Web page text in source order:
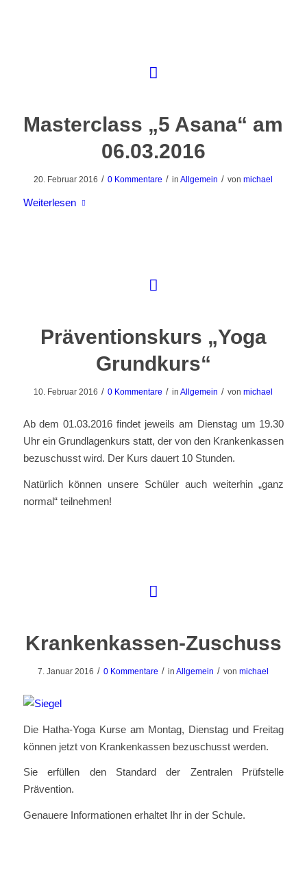
Masterclass „5 Asana“ am
06.03.2016
20. Februar 2016 / 0 Kommentare / inAllgemein / vonmichael
Weiterlesen
Präventionskurs „Yoga
Grundkurs“
10. Februar 2016 / 0 Kommentare / inAllgemein / vonmichael
Ab dem 01.03.2016 findet jeweils am Dienstag um 19.30
Uhr ein Grundlagenkurs statt, der von den Krankenkassen
bezuschusst wird. Der Kurs dauert 10 Stunden.
Natürlich können unsere Schüler auch weiterhin „ganz
normal“ teilnehmen!
Krankenkassen-Zuschuss
7. Januar 2016 / 0 Kommentare / inAllgemein / vonmichael
Die Hatha-Yoga Kurse am Montag, Dienstag und Freitag
können jetzt von Krankenkassen bezuschusst werden.
Sie erfüllen den Standard der Zentralen Prüfstelle
Prävention.
Genauere Informationen erhaltet Ihr in der Schule.